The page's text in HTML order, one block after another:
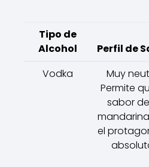
Tipo de
Alcohol
Perfil de
Vodka
Muy
Permite
sabor
el